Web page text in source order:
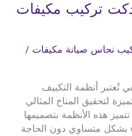
تركيب مكيفات
نحاس صيانة مكيفات /
تُعتبر أنظمة التكييف
لتحقيق المناخ المثالي
هذه الأنظمة بتصميمها
بشكل متساوي دون الحاجة